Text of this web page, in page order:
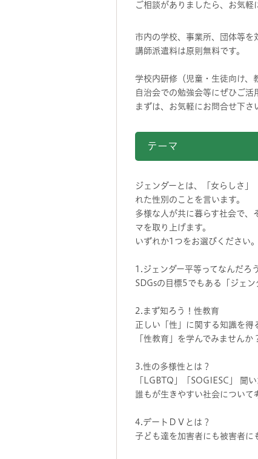
ご相談がありましたら、お気軽
市内の学校、事業所、団体等を
講師派遣料は原則無料です。
学校内研修（児童・生徒向け、
自治会での勉強会等にぜひご活
まずは、お気軽にお問合せ下さ
テーマ
ジェンダーとは、「女らしさ
れた性別のことを言います。
多様な人が共に暮らす社会で、
マを取り上げます。
いずれか1つをお選びください。
1.ジェンダー平等ってなんだろ
SDGsの目標5でもある「ジェ
2.まず知ろう！性教育
正しい「性」に関する知識を
「性教育」を学んでみませんか
3.性の多様性とは？
「LGBTQ」「SOGIESC」 聞
誰もが生きやすい社会について
4.デートＤＶとは？
子ども達を加害者にも被害者に